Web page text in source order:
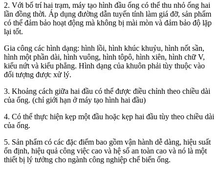
2. Với bố trí hai trạm, máy tạo hình đầu ống có thể thu nhỏ ống hai
lần đồng thời. Áp dụng đường dẫn tuyến tính làm giá đỡ, sản phẩm
có thể đảm bảo hoạt động mà không bị mài mòn và đảm bảo độ lặp
lại tốt.
Gia công các hình dạng: hình lồi, hình khúc khuỷu, hình nốt sần,
hình một phần dài, hình vuông, hình tôpô, hình xiên, hình chữ V,
kiểu nứt và kiểu phẳng. Hình dạng của khuôn phải tùy thuộc vào
đối tượng được xử lý.
3. Khoảng cách giữa hai đầu có thể được điều chỉnh theo chiều dài
của ống. (chỉ giới hạn ở máy tạo hình hai đầu)
4. Có thể thực hiện kẹp một đầu hoặc kẹp hai đầu tùy theo chiều dài
của ống.
5. Sản phẩm có các đặc điểm bao gồm vận hành dễ dàng, hiệu suất
ổn định, hiệu quả công việc cao và hệ số an toàn cao và nó là một
thiết bị lý tưởng cho ngành công nghiệp chế biến ống.